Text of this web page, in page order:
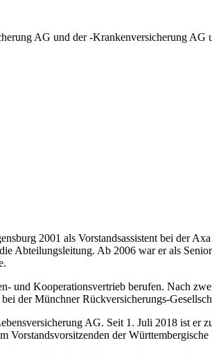
AG und der -Krankenversicherung AG
2001 als Vorstandsassistent bei der
Abteilungsleitung. Ab 2006 war er als
Kooperationsvertrieb berufen. Nach
der Münchner Rückversicherungs-
AG. Seit 1. Juli 2018 ist er
der